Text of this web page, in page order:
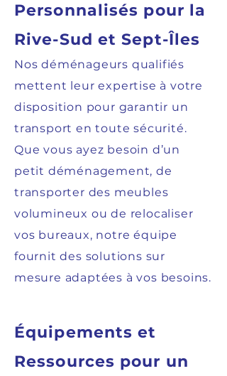
Personnalisés pour la
Rive-Sud et Sept-Îles
Nos déménageurs qualifiés
mettent leur expertise à votre
disposition pour garantir un
transport en toute sécurité.
Que vous ayez besoin d’un
petit déménagement, de
transporter des meubles
volumineux ou de relocaliser
vos bureaux, notre équipe
fournit des solutions sur
mesure adaptées à vos besoins.
Équipements et
Ressources pour un